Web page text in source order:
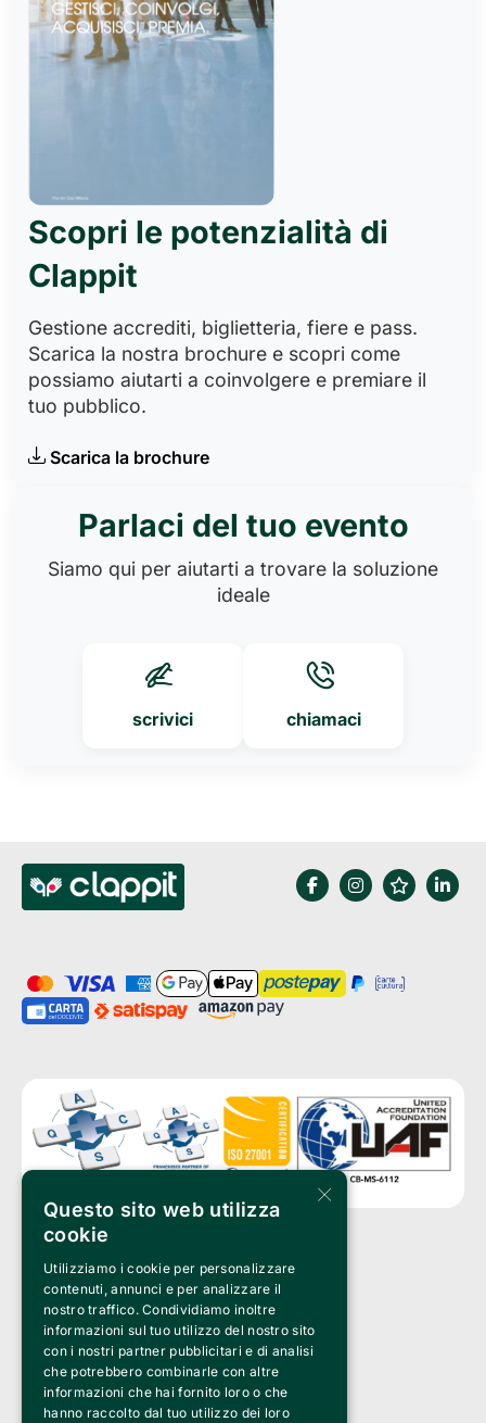
Scopri le potenzialità di
Clappit
Gestione accrediti, biglietteria, fiere e pass.
Scarica la nostra brochure e scopri come
possiamo aiutarti a coinvolgere e premiare il
tuo pubblico.
Scarica la brochure
Parlaci del tuo evento
Siamo qui per aiutarti a trovare la soluzione
ideale
scrivici chiamaci
Clappit è un marchio di proprietà di:
Bemils Srl
a Socio Unico
Via Fosse Ardeatine, 4 -20092 Cinisello Balsamo (MI)
PI 05589050961
Iscr. C.C.I.A.A. Milano R.E.A. 1833471
© 2010-2025 Bemils Srl - Tutti i diritti riservati
Credits:
×
Questo sito web utilizza
cookie
Utilizziamo i cookie per personalizzare
contenuti, annunci e per analizzare il
nostro traffico. Condividiamo inoltre
informazioni sul tuo utilizzo del nostro sito
con i nostri partner pubblicitari e di analisi
che potrebbero combinarle con altre
informazioni che hai fornito loro o che
hanno raccolto dal tuo utilizzo dei loro